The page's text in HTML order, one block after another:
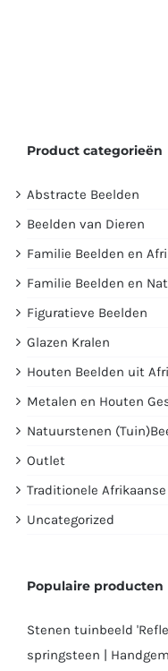
Product categorieën
Abstracte Beelden
Beelden van Dieren
Familie Beelden en
Familie Beelden en
Figuratieve Beelden
Glazen Kralen
Houten Beelden uit
Metalen en Houten
Natuurstenen
Outlet
Traditionele
Uncategorized
Populaire producten
Stenen tuinbeeld
springsteen |